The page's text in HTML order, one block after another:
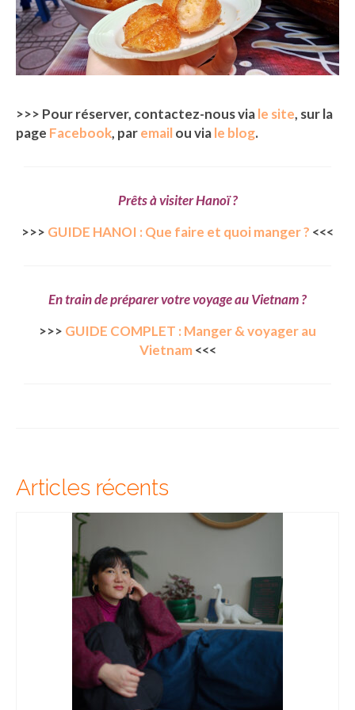
>>> Pour réserver, contactez-nous viale site, sur la
page Facebook, paremailou viale blog.
Prêts à visiter Hanoï ?
>>> GUIDE HANOI : Que faire et quoi manger ? <<<
En train de préparer votre voyage au Vietnam ?
>>> GUIDE COMPLET : Manger & voyager au
Vietnam<<<
Articles récents